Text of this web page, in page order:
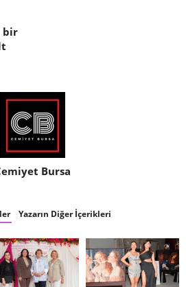
bir
Bursa
Yazarın Diğer İçerikleri